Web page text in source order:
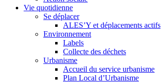
Vie quotidienne
Se déplacer
ALES’Y et déplacements actifs
Environnement
Labels
Collecte des déchets
Urbanisme
Accueil du service urbanisme
Plan Local d’Urbanisme